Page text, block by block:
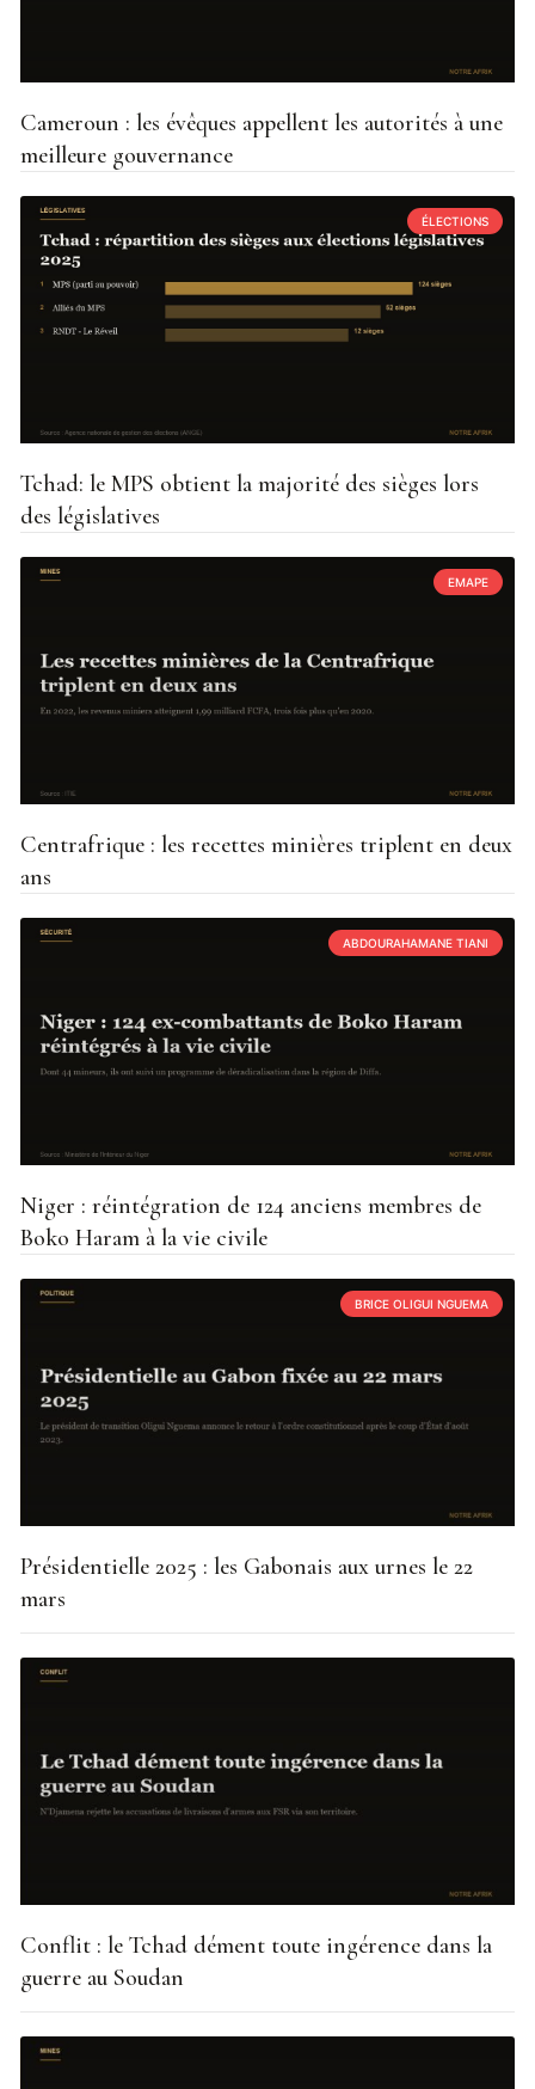
Cameroun : les évêques appellent les autorités à une
meilleure gouvernance
ÉLECTIONS
Tchad: le MPS obtient la majorité des sièges lors
des législatives
EMAPE
Centrafrique : les recettes minières triplent en deux
ans
ABDOURAHAMANE TIANI
Niger : réintégration de 124 anciens membres de
Boko Haram à la vie civile
BRICE OLIGUI NGUEMA
Présidentielle 2025 : les Gabonais aux urnes le 22
mars
Conflit : le Tchad dément toute ingérence dans la
guerre au Soudan